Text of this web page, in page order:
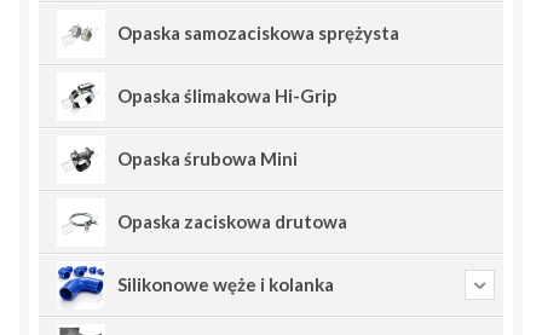
Opaska samozaciskowa sprężysta
Opaska ślimakowa Hi-Grip
Opaska śrubowa Mini
Opaska zaciskowa drutowa
Silikonowe węże i kolanka